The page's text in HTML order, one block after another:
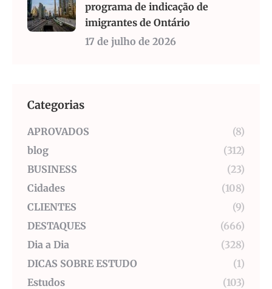
programa de indicação de
imigrantes de Ontário
17 de julho de 2026
Categorias
APROVADOS
(8)
blog
(312)
BUSINESS
(23)
Cidades
(108)
CLIENTES
(9)
DESTAQUES
(666)
Dia a Dia
(328)
DICAS SOBRE ESTUDO
(1)
Estudos
(103)